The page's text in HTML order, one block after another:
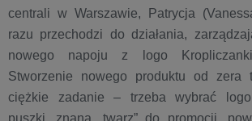
centrali w Warszawie, Patrycja
razu przechodzi do działania,
nowego napoju z logo
Stworzenie nowego produktu od zera
ciężkie zadanie – trzeba wybrać
puszki, znaną „twarz” do promocji,